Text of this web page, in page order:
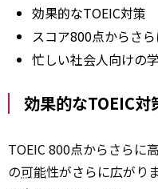
効果的なTOEIC対策
スコア800点からさ
忙しい社会人向けの
効果的なTOEIC対
TOEIC 800点からさらに
の可能性がさらに広がり